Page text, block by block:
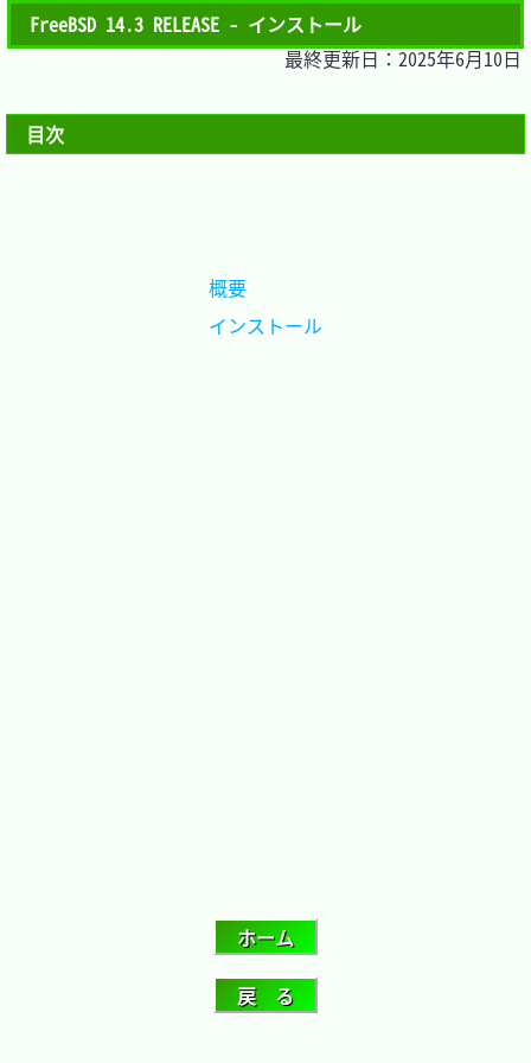
FreeBSD 14.3 RELEASE - インストール
最終更新日：2025年6月10日
目次
インストール